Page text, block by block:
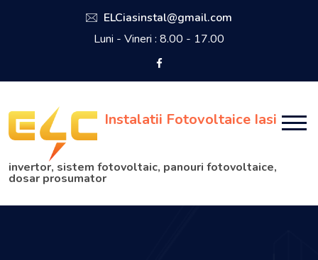
ELCiasinstal@gmail.com
Luni - Vineri : 8.00 - 17.00
Instalatii Fotovoltaice Iasi
invertor, sistem fotovoltaic, panouri fotovoltaice,
dosar prosumator